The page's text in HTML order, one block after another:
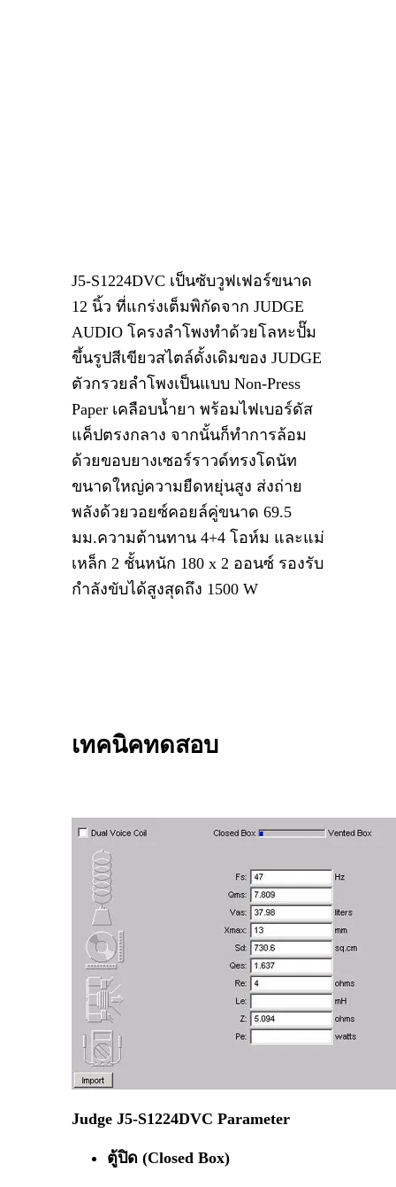
J5-S1224DVC เป็นซับวูฟเฟอร์ขนาด
12 นิ้ว ที่แกร่งเต็มพิกัดจาก JUDGE
AUDIOโครงลำโพงทำด้วยโลหะปั๊ม
ขึ้นรูปสีเขียวสไตล์ดั้งเดิมของ JUDGE
ตัวกรวยลำโพงเป็นแบบ Non-Press
Paper เคลือบน้ำยา พร้อมไฟเบอร์ดัส
แค็ปตรงกลาง จากนั้นก็ทำการล้อม
ด้วยขอบยางเซอร์ราวด์ทรงโดนัท
ขนาดใหญ่ความยืดหยุ่นสูง ส่งถ่าย
พลังด้วยวอยซ์คอยล์คู่ขนาด 69.5
มม.ความต้านทาน 4+4 โอห์ม และแม่
เหล็ก 2 ชั้นหนัก 180 x 2 ออนซ์รองรับ
กำลังขับได้สูงสุดถึง 1500 W
เทคนิคทดสอบ
Judge J5-S1224DVC Parameter
ตู้ปิด (Closed Box)